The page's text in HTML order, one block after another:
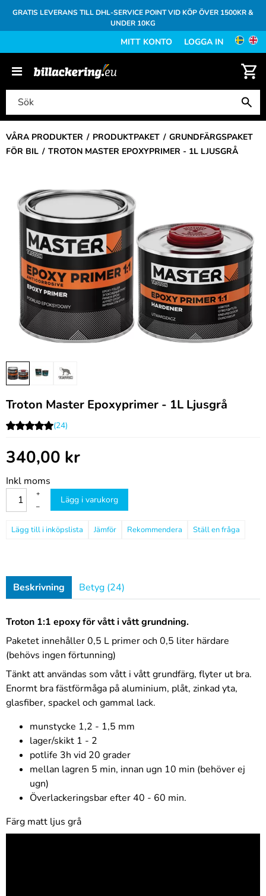
GRATIS LEVERANS TILL DHL-SERVICE POINT VID KÖP ÖVER 1500KR &
UNDER 10KG
MITT KONTO LOGGA IN
VÅRA PRODUKTER PRODUKTPAKET
GRUNDFÄRGSPAKET
FÖR BIL
TROTON MASTER EPOXYPRIMER - 1L LJUSGRÅ
Troton Master Epoxyprimer - 1L Ljusgrå
(24)
340,00 kr
Inkl moms
+
–
Lägg i varukorg
Jämför Rekommendera Ställ en fråga
Beskrivning Betyg (24)
Troton 1:1 epoxy för vått i vått grundning.
Paketet innehåller 0,5 L primer och 0,5 liter härdare
(behövs ingen förtunning)
Tänkt att användas som vått i vått grundfärg, flyter ut bra.
Enormt bra fästförmåga på aluminium, plåt, zinkad yta,
glasfiber, spackel och gammal lack.
munstycke 1,2 - 1,5 mm
lager/skikt 1 - 2
potlife 3h vid 20 grader
mellan lagren 5 min, innan ugn 10 min (behöver ej
ugn)
Överlackeringsbar efter 40 - 60 min.
Färg matt ljus grå